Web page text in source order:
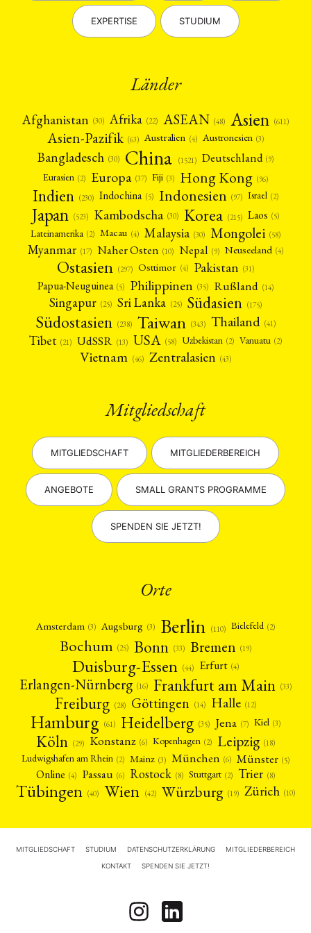
Stellenausschreibung (661) Stipendium (53) Studium
Summer School (10) Symposium (32) Tagung (500) Tourismus
(45) (788) Webinar Wirtschaft
KONTAKT
ENGLISH
EXPERTISE STUDIUM
Länder
Afghanistan (30) Afrika (22) ASEAN (48) Asien (611)
Asien-Pazifik (63) Australien (4) Austronesien (3)
Bangladesch (30) China (1521) Deutschland (9)
Eurasien (2) Europa (37) Fiji (3) Hong Kong (96)
Indien (230) Indochina (5) Indonesien (97) Israel (2)
Japan (523) Kambodscha (30) Korea (215) Laos (5)
Lateinamerika (2) Macau (4) Malaysia (30) Mongolei (58)
Myanmar (17) Naher Osten (10) Nepal (9) Neuseeland (4)
Ostasien (297) Osttimor (4) Pakistan (31)
Papua-Neuguinea (5) Philippinen (35) Rußland (14)
Singapur (25) Sri Lanka (25) Südasien (175)
Südostasien (238) Taiwan (343) Thailand (41)
Tibet (21) UdSSR (13) USA (58) Uzbekistan (2) Vanuatu (2)
Vietnam (46) Zentralasien (43)
Mitgliedschaft
MITGLIEDSCHAFT MITGLIEDERBEREICH
ANGEBOTE SMALL GRANTS PROGRAMME
SPENDEN SIE JETZT!
Orte
Amsterdam (3) Augsburg (3) Berlin (110) Bielefeld (2)
Bochum (25) Bonn (33) Bremen (19)
Duisburg-Essen (44) Erfurt (4)
Erlangen-Nürnberg (16) Frankfurt am Main (33)
Freiburg (28) Göttingen (14) Halle (12)
Hamburg (61) Heidelberg (35) Jena (7) Kiel (3)
Köln (29) Konstanz (6) Kopenhagen (2) Leipzig (18)
Ludwigshafen am Rhein (2) Mainz (3) München (6) Münster (5)
Online (4) Passau (6) Rostock (8) Stuttgart (2) Trier (8)
Tübingen (40) Wien (42) Würzburg (19) Zürich (10)
MITGLIEDSCHAFT STUDIUM DATENSCHUTZERKLÄRUNG MITGLIEDERBEREICH
KONTAKT SPENDEN SIE JETZT!